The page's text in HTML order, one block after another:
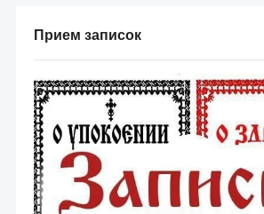
Прием записок